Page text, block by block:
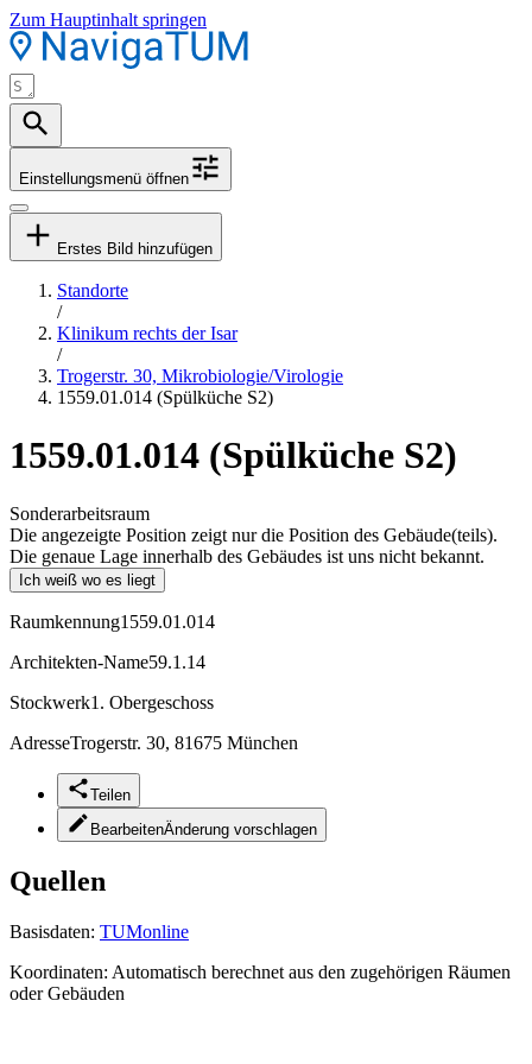
Zum Hauptinhalt springen
Einstellungsmenü öffnen
Erstes Bild hinzufügen
Standorte
/
Klinikum rechts der Isar
/
Trogerstr. 30, Mikrobiologie/Virologie
1559.01.014 (Spülküche S2)
1559.01.014 (Spülküche S2)
Sonderarbeitsraum
Die angezeigte Position zeigt nur die Position des Gebäude(teils).
Die genaue Lage innerhalb des Gebäudes ist uns nicht bekannt.
Ich weiß wo es liegt
Raumkennung1559.01.014
Architekten-Name59.1.14
Stockwerk1. Obergeschoss
AdresseTrogerstr. 30, 81675 München
Teilen
BearbeitenÄnderung vorschlagen
Quellen
Basisdaten: TUMonline
Koordinaten: Automatisch berechnet aus den zugehörigen Räumen
oder Gebäuden